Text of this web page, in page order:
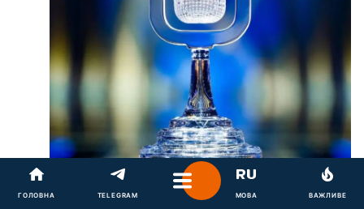
ГОЛОВНА TELEGRAM МОВА ВАЖЛИВЕ